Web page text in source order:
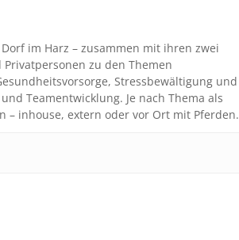
im Harz – zusammen mit ihren zwei
zu den Themen
Stressbewältigung und
Teamentwicklung. Je nach Thema als
– inhouse, extern oder vor Ort mit Pferden.